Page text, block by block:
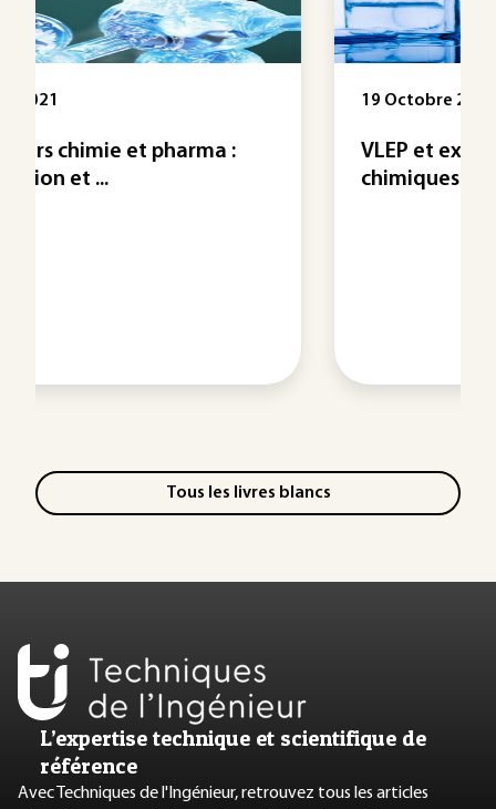
VLEP et exposition aux produits
Tous les livres blancs
L’expertise technique et scientifique de
référence
Avec Techniques de l'Ingénieur, retrouvez tous les articles